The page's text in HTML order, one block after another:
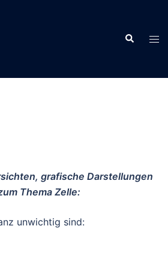
Suche
grafische Darstellungen
Thema Zelle:
unwichtig sind: